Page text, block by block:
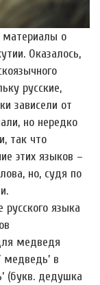
о
Оказалось,
русские,
зависели от
но нередко
так что
этих языков –
но, судя по
языка
медведя
медведь’ в
(букв. дедушка